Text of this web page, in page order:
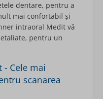
dentare, pentru a
mai confortabil și
intraoral Medit vă
pentru un
Cele mai
scanarea